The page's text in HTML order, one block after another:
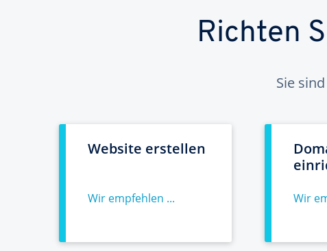
Richten
Sie
Website erstellen
Wir empfehlen ... Wir